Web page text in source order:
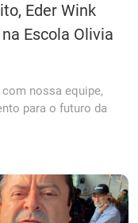
Eder Wink
Escola Olivia
nossa equipe,
para o futuro da